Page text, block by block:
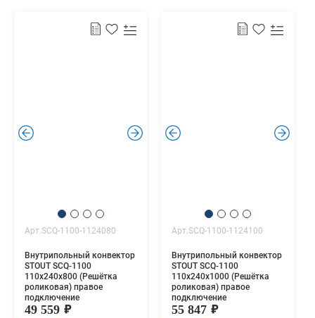
. .
Арт.SCQ-1100-1124080
Внутрипольный конвектор
STOUT SCQ-1100
110х240х800 (Решётка
роликовая) правое
подключение
49 559
. .
Арт.SCQ-1100-1124100
Внутрипольный конвектор
STOUT SCQ-1100
110х240х1000 (Решётка
роликовая) правое
подключение
55 847